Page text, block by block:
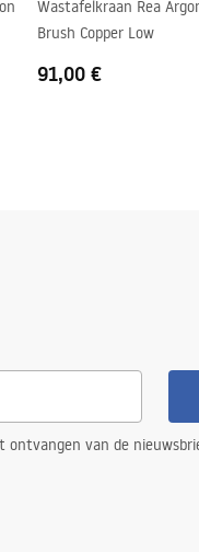
Wastafelkraan Rea
Brush Copper Low
91,00 €
van de